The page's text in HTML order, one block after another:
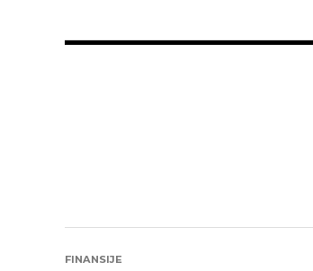
FINANSIJE